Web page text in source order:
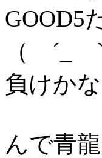
GOOD5
（ ´_
負けか
んで青